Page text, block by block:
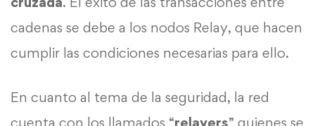
cadenas se debe a los nodos Relay, que hacen
cumplir las condiciones necesarias para ello.
En cuanto al tema de la seguridad, la red
cuenta con los llamados “relayers” quienes se